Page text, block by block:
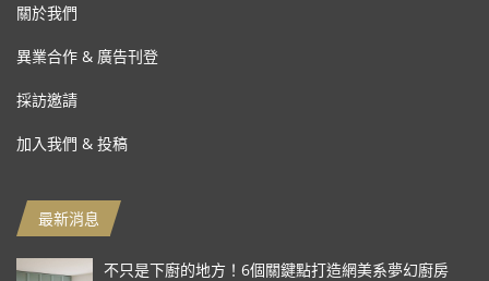
關於我們
異業合作 & 廣告刊登
採訪邀請
加入我們 & 投稿
最新消息
不只是下廚的地方！6個關鍵點打造網美系夢幻廚房